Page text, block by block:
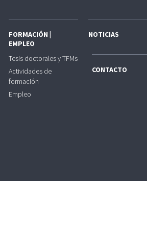
FORMACIÓN |
EMPLEO
Tesis doctorales y TFMs
Actividades de
formación
Empleo
NOTICIAS
CONTACTO